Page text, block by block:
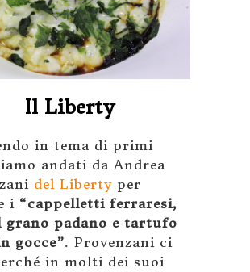
Il Liberty
in tema di primi
andati da Andrea
del Liberty per
i “cappelletti ferraresi,
grano padano e tartufo
gocce”. Provenzani ci
in molti dei suoi